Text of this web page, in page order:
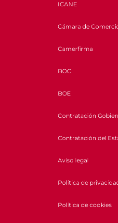
ICANE
Cámara de
Camerfirma
BOC
BOE
Contratación
Contratación del
Aviso legal
Política de
Política de cookies